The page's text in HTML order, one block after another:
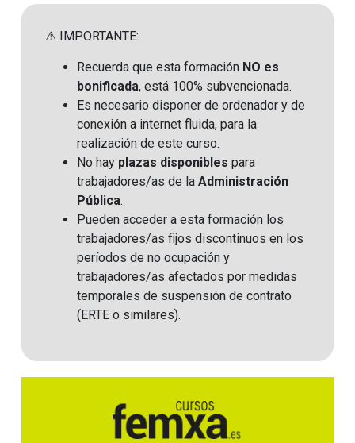
⚠ IMPORTANTE:
Recuerda que esta formación NO es
bonificada, está 100% subvencionada.
Es necesario disponer de ordenador y de
conexión a internet fluida, para la
realización de este curso.
No hay plazas disponibles para
trabajadores/as de la Administración
Pública.
Pueden acceder a esta formación los
trabajadores/as fijos discontinuos en los
períodos de no ocupación y
trabajadores/as afectados por medidas
temporales de suspensión de contrato
(ERTE o similares).